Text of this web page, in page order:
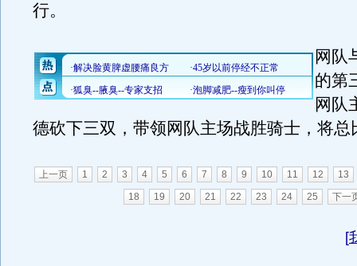
行。
网队
的第
网队
德砍下三双，带领网队主场战胜骑士，将总
上一页 1 2 3 4 5 6 7 8 9 10 11 12
13
18
19 20 21 22 23 24 25 下一
[